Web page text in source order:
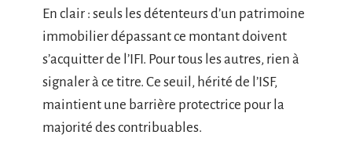
En clair : seuls les détenteurs d’un patrimoine
immobilier dépassant ce montant doivent
s’acquitter de l’IFI. Pour tous les autres, rien à
signaler à ce titre. Ce seuil, hérité de l’ISF,
maintient une barrière protectrice pour la
majorité des contribuables.